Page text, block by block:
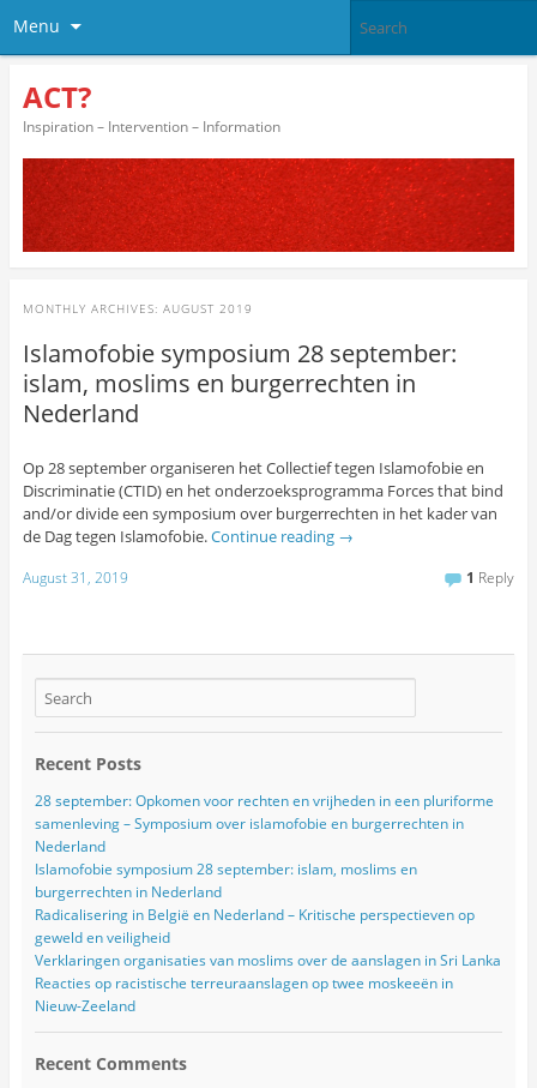
Menu
ACT?
Inspiration – Intervention – Information
MONTHLY ARCHIVES: AUGUST 2019
Islamofobie symposium 28 september:
islam, moslims en burgerrechten in
Nederland
Op 28 september organiseren het Collectief tegen Islamofobie en
Discriminatie (CTID) en het onderzoeksprogramma Forces that bind
and/or divide een symposium over burgerrechten in het kader van
de Dag tegen Islamofobie.Continue reading →
August 31, 2019 1 Reply
Recent Posts
28 september: Opkomen voor rechten en vrijheden in een pluriforme
samenleving – Symposium over islamofobie en burgerrechten in
Nederland
Islamofobie symposium 28 september: islam, moslims en
burgerrechten in Nederland
Radicalisering in België en Nederland – Kritische perspectieven op
geweld en veiligheid
Verklaringen organisaties van moslims over de aanslagen in Sri Lanka
Reacties op racistische terreuraanslagen op twee moskeeën in
Nieuw-Zeeland
Recent Comments